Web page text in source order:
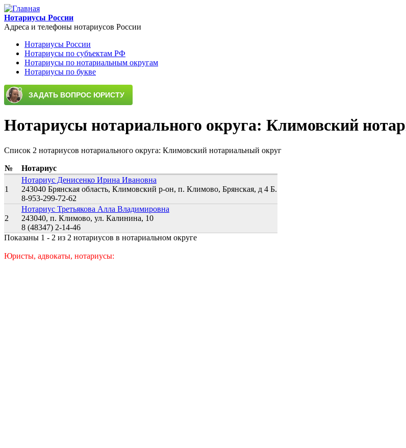
Перейти к основному содержанию
Нотариусы России
Адреса и телефоны нотариусов России
Main menu
Нотариусы России
Нотариусы по субъектам РФ
Нотариусы по нотариальным округам
Нотариусы по букве
Нотариусы нотариального округа: Климовский
Список 2 нотариусов нотариального округа: Климовский нотариальный округ
№ Нотариус
1
Нотариус Денисенко Ирина Ивановна
243040 Брянская область, Климовский р-он, п. Климово, Брянская, д 4 Б.
8-953-299-72-62
2
Нотариус Третьякова Алла Владимировна
243040, п. Климово, ул. Калинина, 10
8 (48347) 2-14-46
Показаны 1 - 2 из 2 нотариусов в нотариальном округе
Юристы, адвокаты, нотариусы: